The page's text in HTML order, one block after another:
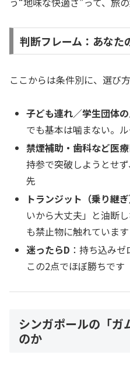
判断フレーム：あなた
ここからは条件別に、選び
子ども連れ／学生団体
でも基本は噛まない。
禁煙補助・歯科など医
持参で突破しようとせ
先
トランジット（乗り継
いから大丈夫」と油断
も禁止物に触れています
迷ったらD ：持ち込み
この2点でほぼ勝ちです
シンガポールの「ガ
のか